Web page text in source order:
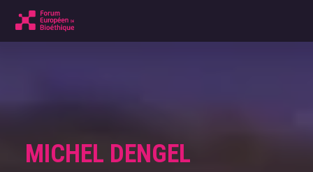
MICHEL DENGEL